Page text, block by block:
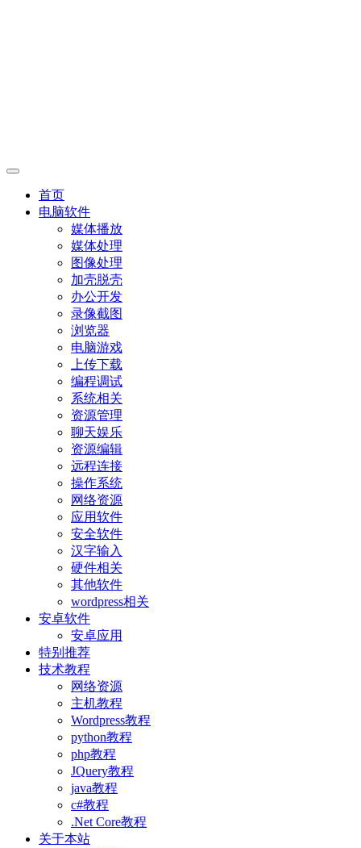
首页
电脑软件
媒体播放
媒体处理
图像处理
加壳脱壳
办公开发
录像截图
浏览器
电脑游戏
上传下载
编程调试
系统相关
资源管理
聊天娱乐
资源编辑
远程连接
操作系统
网络资源
应用软件
安全软件
汉字输入
硬件相关
其他软件
wordpress相关
安卓软件
安卓应用
特别推荐
技术教程
网络资源
主机教程
Wordpress教程
python教程
php教程
JQuery教程
java教程
c#教程
.Net Core教程
关于本站